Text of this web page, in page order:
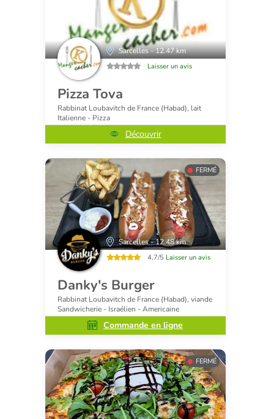
Sarcelles - 12.47 km
Laisser un avis
Pizza Tova
Rabbinat Loubavitch de France (Habad), lait
Italienne - Pizza
Découvrir
FERMÉ
Sarcelles - 12.48 km
4,7/5 Laisser un avis
Danky's Burger
Rabbinat Loubavitch de France (Habad), viande
Sandwicherie - Israélien - Americaine
Commande en ligne
FERMÉ